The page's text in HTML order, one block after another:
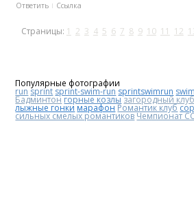
Ответить Ссылка
Страницы: 1 2 3 4 5 6 7 8 9 10 11 12
Популярные фотографии
run sprint sprint-swim-run sprintswimrun swim
Бадминтонгорные козлы загородный
лыжные гонки марафонРомантик клуб
сильных смелых романтиковЧемпионат